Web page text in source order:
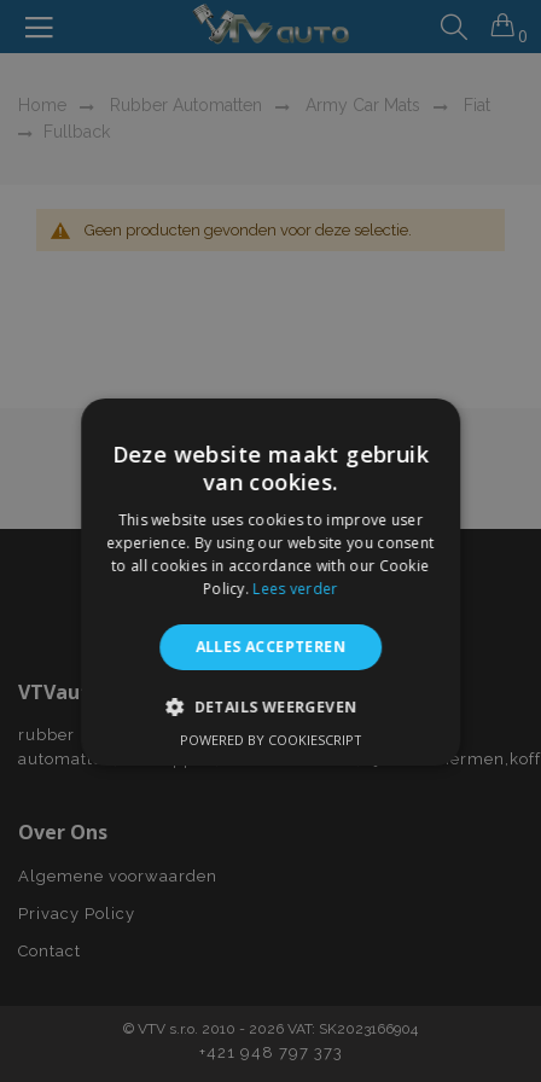
0
Home Rubber Automatten Army Car Mats
Fiat
Fullback
Geen producten gevonden voor deze selectie.
VTVauto.nl
rubber
Over Ons
Algemene voorwaarden
Privacy Policy
Contact
© VTV s.r.o. 2010 - 2026 VAT: SK2023166904
+421 948 797 373
Deze website maakt gebruik
van cookies.
This website uses cookies to improve user
experience. By using our website you consent
to all cookies in accordance with our Cookie
Policy. Lees verder
ALLES ACCEPTEREN
DETAILS WEERGEVEN
Strictly necessary cookies allow core website
functionality such as user login and account
POWERED BY COOKIESCRIPT